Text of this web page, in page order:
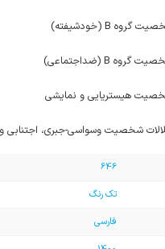
646
تک رنگ
فارسی